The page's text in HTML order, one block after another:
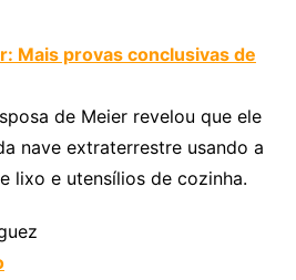
Mais provas conclusivas de
de Meier revelou que ele
nave extraterrestre usando a
lixo e utensílios de cozinha.